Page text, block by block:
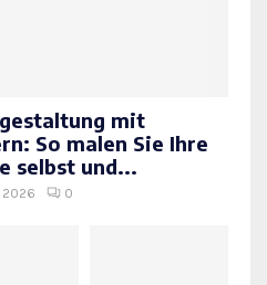
mit
So malen Sie Ihre
selbst und...
2026 0